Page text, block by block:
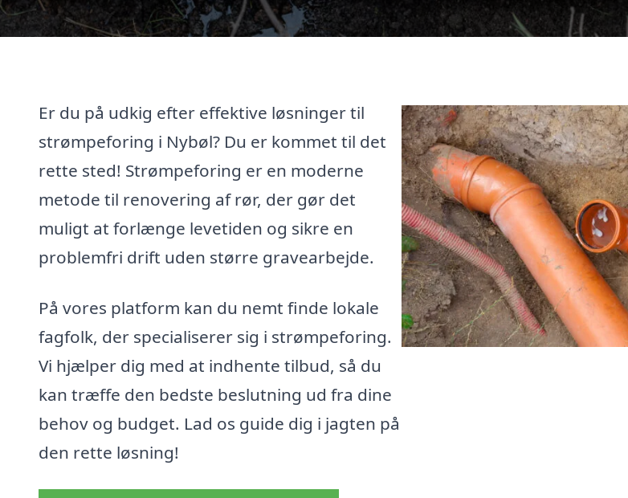
Er du på udkig efter effektive løsninger til
strømpeforing i Nybøl? Du er kommet til det
rette sted! Strømpeforing er en moderne
metode til renovering af rør, der gør det
muligt at forlænge levetiden og sikre en
problemfri drift uden større gravearbejde.
På vores platform kan du nemt finde lokale
fagfolk, der specialiserer sig i strømpeforing.
Vi hjælper dig med at indhente tilbud, så du
kan træffe den bedste beslutning ud fra dine
behov og budget. Lad os guide dig i jagten på
den rette løsning!